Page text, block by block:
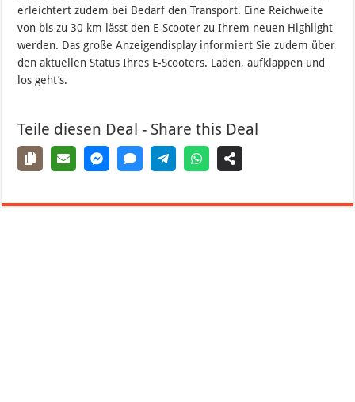
erleichtert zudem bei Bedarf den Transport. Eine Reichweite
von bis zu 30 km lässt den E-Scooter zu Ihrem neuen Highlight
werden. Das große Anzeigendisplay informiert Sie zudem über
den aktuellen Status Ihres E-Scooters. Laden, aufklappen und
los geht’s.
Teile diesen Deal - Share this Deal